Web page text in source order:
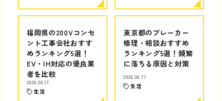
福岡県の200Vコンセ
ント工事会社おすす
めランキング5選！
EV・IH対応の優良業
者を比較
2026.06.17
生活
東京都のブレーカー
修理・相談おすすめ
ランキング5選！頻繁
に落ちる原因と対策
2026.06.17
生活